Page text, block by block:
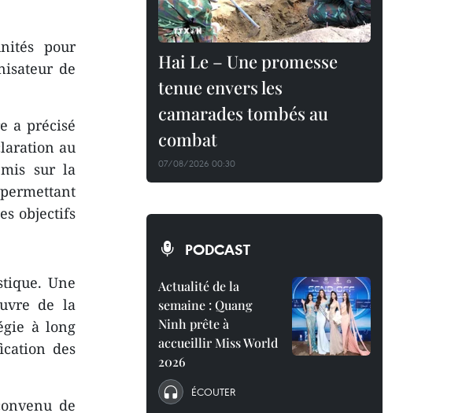
pour
de
a précisé
au
sur la
objectifs
Une
de la
​à long
des
de
Hai Le – Une promesse
tenue envers les
camarades tombés au
combat
07/08/2026 00:30
PODCAST
Actualité de la
semaine : Quang
Ninh prête à
accueillir Miss World
2026
ÉCOUTER